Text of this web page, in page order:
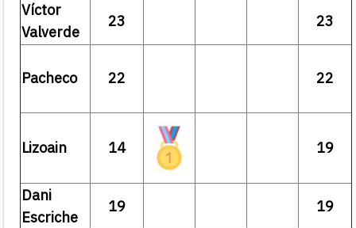
Víctor
Valverde
23 23
Pacheco 22 22
Lizoain 14 19
Dani
Escriche
19
19